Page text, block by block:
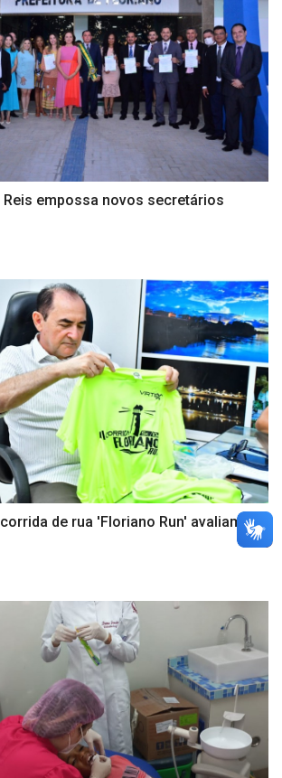
empossa novos secretários
de rua 'Floriano Run' avaliam